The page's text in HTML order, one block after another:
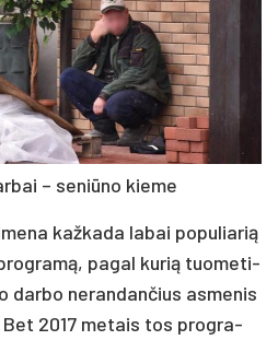
– se­niū­no kie­me
kaž­ka­da la­bai po­pu­lia­rią
pa­gal ku­rią tuo­me­ti­
dar­bo ne­ran­dan­čius as­me­nis
2017 me­tais tos pro­gra­